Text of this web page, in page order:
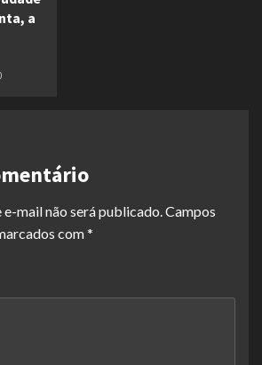
a
e-mail não será publicado.Campos
com*